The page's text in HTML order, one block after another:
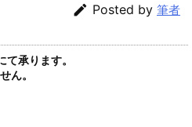
 Posted by 筆者
て承ります。
ん。